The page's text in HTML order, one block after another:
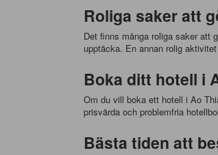
Roliga saker att
Det finns många roliga saker att
upptäcka. En annan rolig
Boka ditt hotell i
Om du vill boka ett hotell i Ao
prisvärda och problemfria
Bästa tiden att